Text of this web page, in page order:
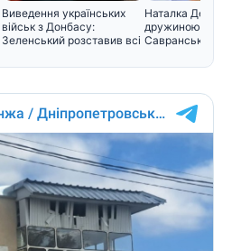
Виведення українських
військ з Донбасу:
Зеленський розставив всі
Наталка
дружиною Юрія
Савранського